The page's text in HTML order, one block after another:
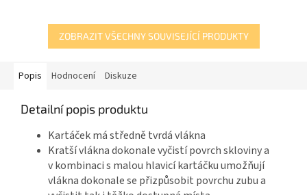
špuntů.
ZOBRAZIT VŠECHNY SOUVISEJÍCÍ PRODUKTY
Popis Hodnocení Diskuze
Detailní popis produktu
Kartáček má středně tvrdá vlákna
Kratší vlákna dokonale vyčistí povrch skloviny a
v kombinaci s malou hlavicí kartáčku umožňují
vlákna dokonale se přizpůsobit povrchu zubu a